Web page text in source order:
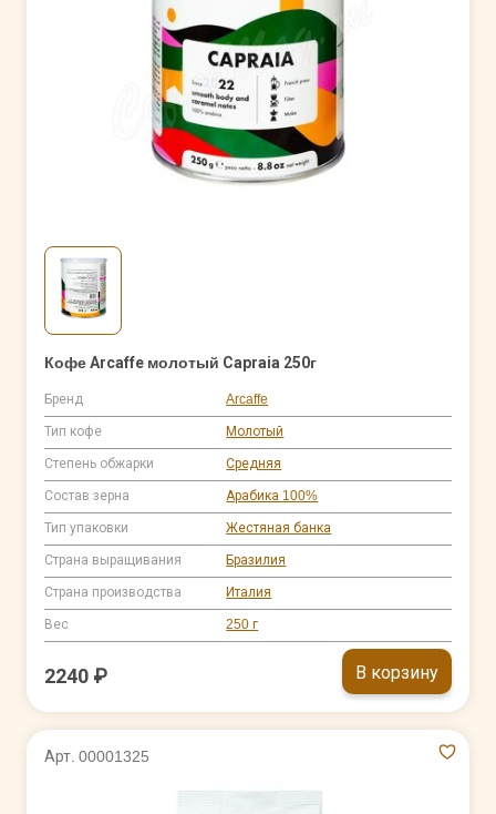
Кофе Arcaffe молотый Capraia 250г
Бренд Arcaffe
Тип кофе Молотый
Степень обжарки Средняя
Состав зерна Арабика 100%
Тип упаковки Жестяная банка
Страна выращивания Бразилия
Страна производства Италия
Вес 250 г
2240 ₽ В корзину
Арт. 00001325